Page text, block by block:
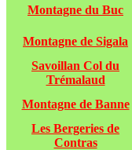
Montagne du Buc
Montagne de Sigala
Savoillan Col du
Trémalaud
Montagne de Banne
Les Bergeries de
Contras